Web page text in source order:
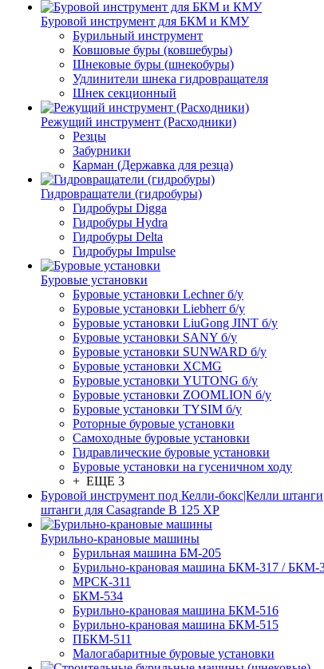
Буровой инструмент для БКМ и КМУ
Бурильный инструмент
Ковшовые буры (ковшебуры)
Шнековые буры (шнекобуры)
Удлинители шнека гидровращателя
Шнек секционный
Режущий инструмент (Расходники)
Резцы
Забурники
Карман (Державка для резца)
Гидровращатели (гидробуры)
Гидробуры Digga
Гидробуры Hydra
Гидробуры Delta
Гидробуры Impulse
Буровые установки
Буровые установки Lechner б/у
Буровые установки Liebherr б/у
Буровые установки LiuGong JINT б/у
Буровые установки SANY б/у
Буровые установки SUNWARD б/у
Буровые установки XCMG
Буровые установки YUTONG б/у
Буровые установки ZOOMLION б/у
Буровые установки TYSIM б/у
Роторные буровые установки
Самоходные буровые установки
Гидравлические буровые установки
Буровые установки на гусеничном ходу
+ ЕЩЕ 3
Буровой инструмент под Келли-бокс|Келли
штанги для Casagrande B 125 XP
Бурильно-крановые машины
Бурильная машина БМ-205
Бурильно-крановая машина БКМ-317 / БКМ-
МРСК-311
БКМ-534
Бурильно-крановая машина БКМ-516
Бурильно-крановая машина БКМ-515
ПБКМ-511
Малогабаритные буровые установки